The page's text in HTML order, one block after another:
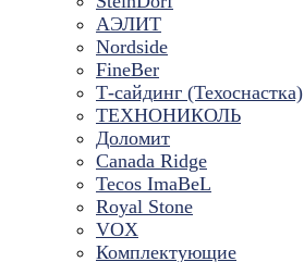
АЭЛИТ
Nordside
FineBer
Т-сайдинг (Техоснастка)
ТЕХНОНИКОЛЬ
Доломит
Canada Ridge
Tecos ImaBeL
Royal Stone
VOX
Комплектующие